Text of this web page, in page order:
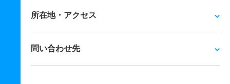
所在地・アクセス
問い合わせ先